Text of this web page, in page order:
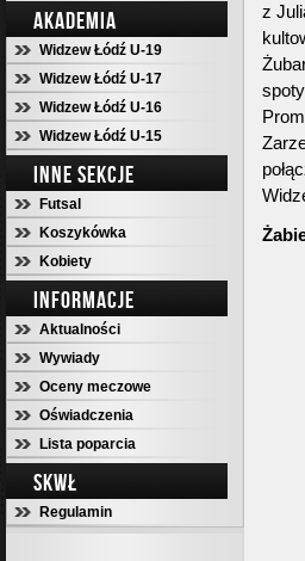
AKADEMIA
Widzew Łódź U-19
Widzew Łódź U-17
Widzew Łódź U-16
Widzew Łódź U-15
INNE SEKCJE
Futsal
Koszykówka
Kobiety
INFORMACJE
Aktualności
Wywiady
Oceny meczowe
Oświadczenia
Lista poparcia
SKWŁ
Regulamin
z